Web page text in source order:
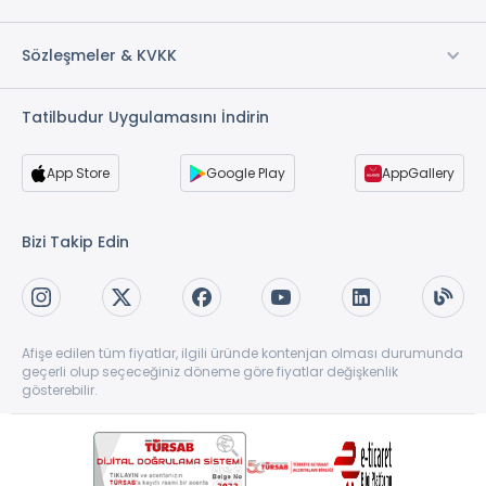
Sözleşmeler & KVKK
Tatilbudur Uygulamasını İndirin
App Store Google Play AppGallery
Bizi Takip Edin
Afişe edilen tüm fiyatlar, ilgili üründe kontenjan olması durumunda
geçerli olup seçeceğiniz döneme göre fiyatlar değişkenlik
gösterebilir.